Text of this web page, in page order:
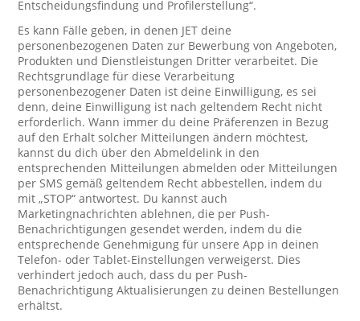
Entscheidungsfindung und Profilerstellung“.
Es kann Fälle geben, in denen JET deine
personenbezogenen Daten zur Bewerbung von Angeboten,
Produkten und Dienstleistungen Dritter verarbeitet. Die
Rechtsgrundlage für diese Verarbeitung
personenbezogener Daten ist deine Einwilligung, es sei
denn, deine Einwilligung ist nach geltendem Recht nicht
erforderlich. Wann immer du deine Präferenzen in Bezug
auf den Erhalt solcher Mitteilungen ändern möchtest,
kannst du dich über den Abmeldelink in den
entsprechenden Mitteilungen abmelden oder Mitteilungen
per SMS gemäß geltendem Recht abbestellen, indem du
mit „STOP“ antwortest. Du kannst auch
Marketingnachrichten ablehnen, die per Push-
Benachrichtigungen gesendet werden, indem du die
entsprechende Genehmigung für unsere App in deinen
Telefon- oder Tablet-Einstellungen verweigerst. Dies
verhindert jedoch auch, dass du per Push-
Benachrichtigung Aktualisierungen zu deinen Bestellungen
erhältst.